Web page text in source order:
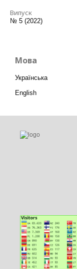
Випуск
№ 5 (2022)
Мова
Українська
English